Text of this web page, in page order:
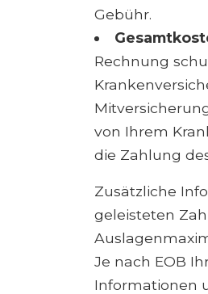
Gebühr.
Rechnung
von Ihrem
die Zahlung
Zusätzliche
geleisteten
Je nach EOB
Informationen